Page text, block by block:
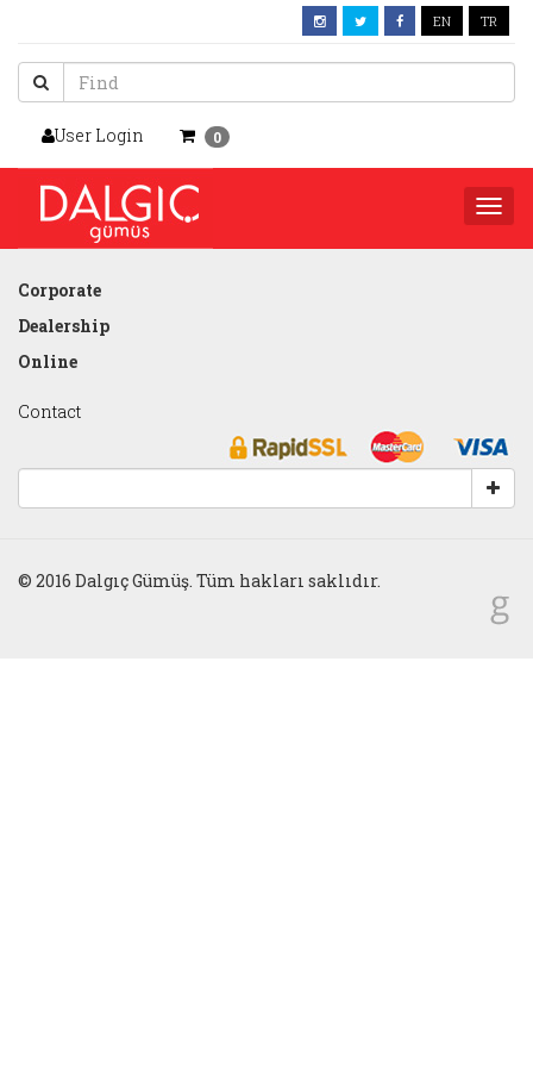
TR
EN
User Login 0
Corporate
Dealership
Online
Contact
© 2016 Dalgıç Gümüş. Tüm hakları saklıdır.